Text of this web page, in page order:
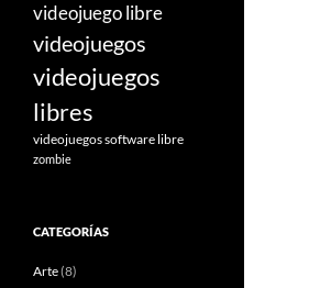
videojuego libre
videojuegos
videojuegos
libres
videojuegos software libre
zombie
CATEGORÍAS
Arte(8)